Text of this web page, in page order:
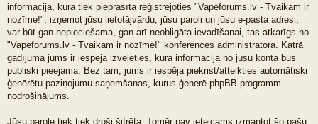
informācija, kura tiek pieprasīta reģistrējoties "Vapeforums.lv - Tvaikam ir
nozīme!", izņemot jūsu lietotājvārdu, jūsu paroli un jūsu e-pasta adresi,
var būt gan nepieciešama, gan arī neobligāta ievadīšanai, tas atkarīgs no
"Vapeforums.lv - Tvaikam ir nozīme!" konferences administratora. Katrā
gadījumā jums ir iespēja izvēlēties, kura informācija no jūsu konta būs
publiski pieejama. Bez tam, jums ir iespēja piekrist/atteikties automātiski
ģenērētu paziņojumu saņemšanas, kurus ģenerē phpBB programm
nodrošinājums.
Jūsu parole tiek tiek droši šifrēta. Tomēr nav ieteicams izmantot šo pašu